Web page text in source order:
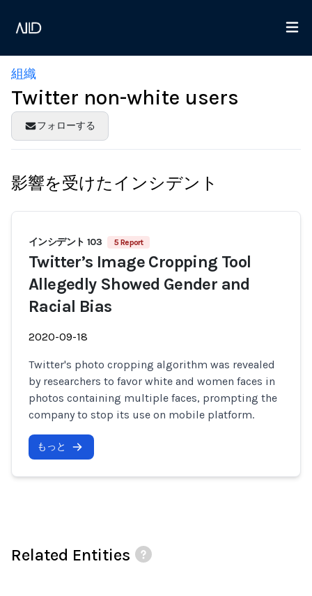
組織
Twitter non-white users
フォローする
影響を受けたインシデント
インシデント 103 5 Report
Twitter’s Image Cropping Tool
Allegedly Showed Gender and
Racial Bias
2020-09-18
Twitter's photo cropping algorithm was revealed
by researchers to favor white and women faces in
photos containing multiple faces, prompting the
company to stop its use on mobile platform.
もっと
Related Entities